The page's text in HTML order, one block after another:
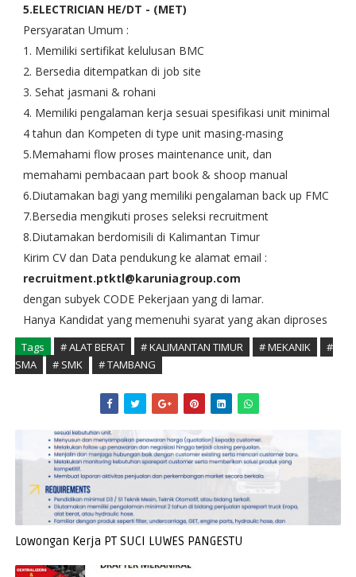
5.ELECTRICIAN HE/DT - (MET)
Persyaratan Umum :
1. Memiliki sertifikat kelulusan BMC
2. Bersedia ditempatkan di job site
3. Sehat jasmani & rohani
4. Memiliki pengalaman kerja sesuai spesifikasi unit minimal
4 tahun dan Kompeten di type unit masing-masing
5.Memahami flow proses maintenance unit, dan
memahami pembacaan part book & shoop manual
6.Diutamakan bagi yang memiliki pengalaman back up FMC
7.Bersedia mengikuti proses seleksi recruitment
8.Diutamakan berdomisili di Kalimantan Timur
Kirim CV dan Data pendukung ke alamat email :
recruitment.ptktl@karuniagroup.com
dengan subyek CODE Pekerjaan yang di lamar.
Hanya Kandidat yang memenuhi syarat yang akan diproses
Tags # ALAT BERAT # KALIMANTAN TIMUR # MEKANIK
#
SMA
# SMK # TAMBANG
Lowongan Kerja PT SUCI LUWES PANGESTU